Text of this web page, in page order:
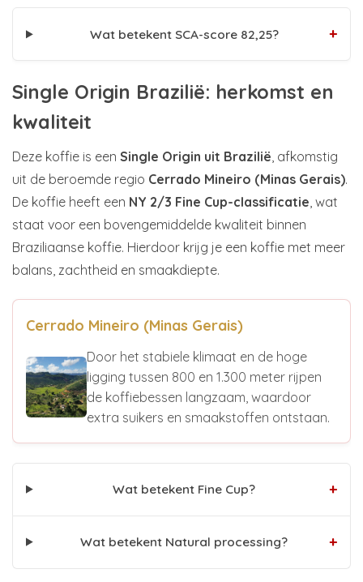
Wat betekent SCA-score 82,25? +
Single Origin Brazilië: herkomst en
kwaliteit
Deze koffie is een Single Origin uit Brazilië , afkomstig
uit de beroemde regio Cerrado Mineiro (Minas Gerais).
De koffie heeft een NY 2/3 Fine Cup-classificatie , wat
staat voor een bovengemiddelde kwaliteit binnen
Braziliaanse koffie. Hierdoor krijg je een koffie met meer
balans, zachtheid en smaakdiepte.
Cerrado Mineiro (Minas Gerais)
Door het stabiele klimaat en de hoge
ligging tussen 800 en 1.300 meter rijpen
de koffiebessen langzaam, waardoor
extra suikers en smaakstoffen ontstaan.
Wat betekent Fine Cup? +
Wat betekent Natural processing? +